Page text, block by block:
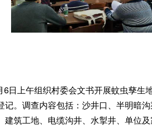
上午组织村委会文书开展蚊虫孳生
。调查内容包括：沙井口、半明暗
筑工地、电缆沟井、水掣井、单位